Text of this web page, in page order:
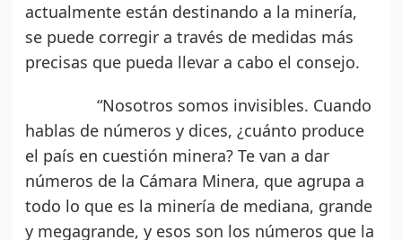
actualmente están destinando a la minería,
se puede corregir a través de medidas más
precisas que pueda llevar a cabo el consejo.
“Nosotros somos invisibles. Cuando
hablas de números y dices, ¿cuánto produce
el país en cuestión minera? Te van a dar
números de la Cámara Minera, que agrupa a
todo lo que es la minería de mediana, grande
y megagrande, y esos son los números que la